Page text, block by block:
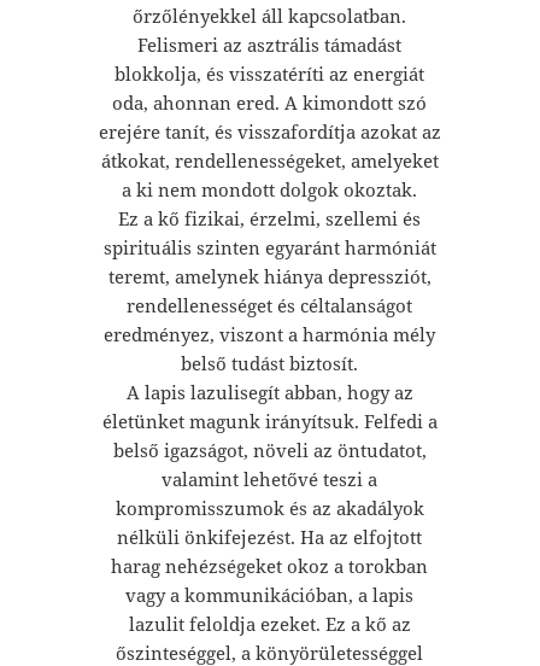
őrzőlényekkel áll kapcsolatban.
Felismeri az asztrális támadást
blokkolja, és visszatéríti az energiát
oda, ahonnan ered. A kimondott szó
erejére tanít, és visszafordítja azokat az
átkokat, rendellenességeket, amelyeket
a ki nem mondott dolgok okoztak.
Ez a kő fizikai, érzelmi, szellemi és
spirituális szinten egyaránt harmóniát
teremt, amelynek hiánya depressziót,
rendellenességet és céltalanságot
eredményez, viszont a harmónia mély
belső tudást biztosít.
A lapis lazulisegít abban, hogy az
életünket magunk irányítsuk. Felfedi a
belső igazságot, növeli az öntudatot,
valamint lehetővé teszi a
kompromisszumok és az akadályok
nélküli önkifejezést. Ha az elfojtott
harag nehézségeket okoz a torokban
vagy a kommunikációban, a lapis
lazulit feloldja ezeket. Ez a kő az
őszinteséggel, a könyörületességgel